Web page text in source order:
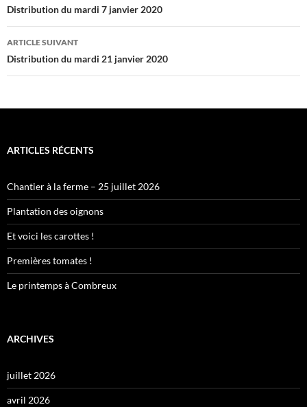
des
articles
Distribution du mardi 7 janvier 2020
ARTICLE SUIVANT
Distribution du mardi 21 janvier 2020
ARTICLES RÉCENTS
Chantier à la ferme – 25 juillet 2026
Plantation des oignons
Et voici les carottes !
Premières tomates !
Le printemps à Combreux
ARCHIVES
juillet 2026
avril 2026